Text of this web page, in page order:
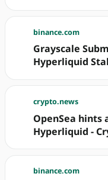
binance.com
Grayscale
Hyperliquid
crypto.news
OpenSea hints
Hyperliquid -
binance.com